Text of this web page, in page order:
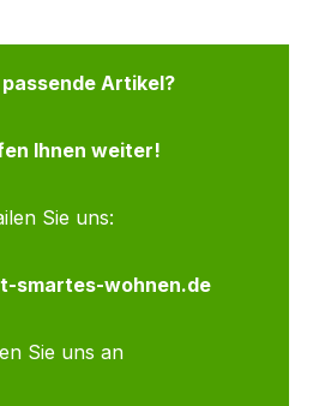
Artikel?
Ihnen weiter!
Sie uns:
smartes-wohnen.de
Sie uns an